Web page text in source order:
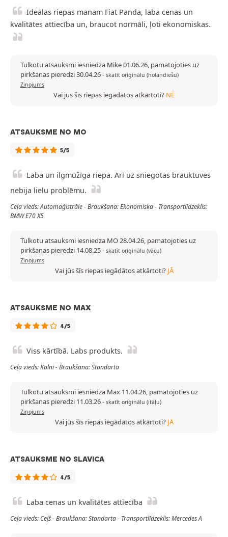
Ideālas riepas manam Fiat Panda, laba cenas un
kvalitātes attiecība un, braucot normāli, ļoti ekonomiskas.
Tulkotu atsauksmi iesniedza Mike 01.06.26, pamatojoties uz
pirkšanas pieredzi 30.04.26- skatīt oriģinālu (holandiešu)
Ziņojums
Vai jūs šīs riepas iegādātos atkārtoti? NĒ
ATSAUKSME NO MO
5/5
Laba un ilgmūžīga riepa. Arī uz sniegotas brauktuves
nebija lielu problēmu.
Ceļa vieds: Automaģistrāle - Braukšana: Ekonomiska - Transportlīdzeklis:
BMW E70 X5
Tulkotu atsauksmi iesniedza MO 28.04.26, pamatojoties uz
pirkšanas pieredzi 14.08.25- skatīt oriģinālu (vācu)
Ziņojums
Vai jūs šīs riepas iegādātos atkārtoti? JĀ
ATSAUKSME NO MAX
4/5
Viss kārtībā. Labs produkts.
Ceļa vieds: Kalni - Braukšana: Standarta
Tulkotu atsauksmi iesniedza Max 11.04.26, pamatojoties uz
pirkšanas pieredzi 11.03.26- skatīt oriģinālu (itāļu)
Ziņojums
Vai jūs šīs riepas iegādātos atkārtoti? JĀ
ATSAUKSME NO SLAVICA
4/5
Laba cenas un kvalitātes attiecība
Ceļa vieds: Ceļš - Braukšana: Standarta - Transportlīdzeklis: Mercedes A